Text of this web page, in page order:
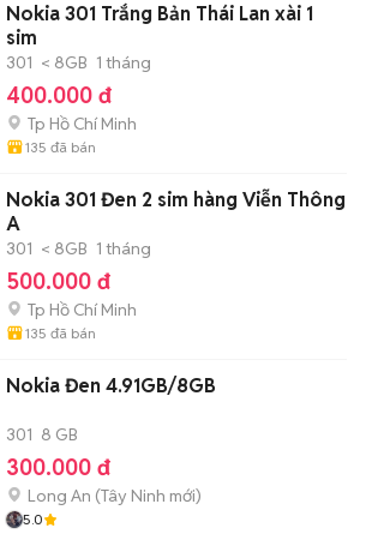
Nokia 301 Trắng Bản Thái Lan xài 1
sim
301 < 8GB 1 tháng
400.000 đ
Tp Hồ Chí Minh
135 đã bán
Nokia 301 Đen 2 sim hàng Viễn Thông
A
301 < 8GB 1 tháng
500.000 đ
Tp Hồ Chí Minh
135 đã bán
Nokia Đen 4.91GB/8GB
301 8 GB
300.000 đ
Long An (Tây Ninh mới)
5.0